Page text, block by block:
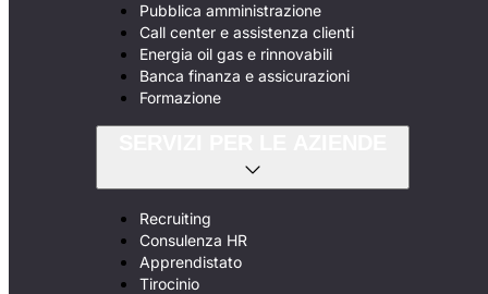
Pubblica amministrazione
Call center e assistenza clienti
Energia oil gas e rinnovabili
Banca finanza e assicurazioni
Formazione
Recruiting
Consulenza HR
Apprendistato
Tirocinio